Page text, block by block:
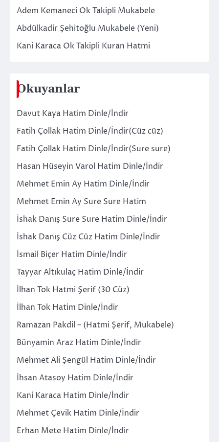
Adem Kemaneci Ok Takipli Mukabele
Abdülkadir Şehitoğlu Mukabele (Yeni)
Kani Karaca Ok Takipli Kuran Hatmi
Okuyanlar
Davut Kaya Hatim Dinle/İndir
Fatih Çollak Hatim Dinle/İndir(Cüz cüz)
Fatih Çollak Hatim Dinle/İndir(Sure sure)
Hasan Hüseyin Varol Hatim Dinle/İndir
Mehmet Emin Ay Hatim Dinle/İndir
Mehmet Emin Ay Sure Sure Hatim
İshak Danış Sure Sure Hatim Dinle/İndir
İshak Danış Cüz Cüz Hatim Dinle/İndir
İsmail Biçer Hatim Dinle/İndir
Tayyar Altıkulaç Hatim Dinle/İndir
İlhan Tok Hatmi Şerif (30 Cüz)
İlhan Tok Hatim Dinle/İndir
Ramazan Pakdil – (Hatmi Şerif, Mukabele)
Bünyamin Araz Hatim Dinle/İndir
Mehmet Ali Şengül Hatim Dinle/İndir
İhsan Atasoy Hatim Dinle/İndir
Kani Karaca Hatim Dinle/İndir
Mehmet Çevik Hatim Dinle/İndir
Erhan Mete Hatim Dinle/İndir